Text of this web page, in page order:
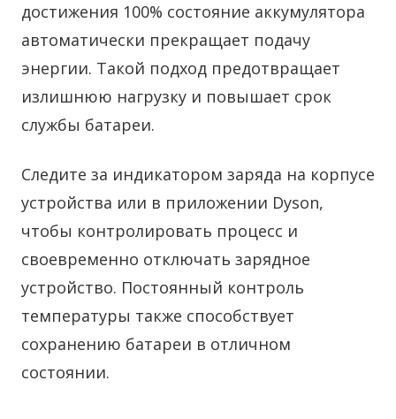
достижения 100% состояние аккумулятора
автоматически прекращает подачу
энергии. Такой подход предотвращает
излишнюю нагрузку и повышает срок
службы батареи.
Следите за индикатором заряда на корпусе
устройства или в приложении Dyson,
чтобы контролировать процесс и
своевременно отключать зарядное
устройство. Постоянный контроль
температуры также способствует
сохранению батареи в отличном
состоянии.